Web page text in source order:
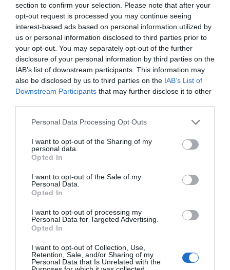
section to confirm your selection. Please note that after your
opt-out request is processed you may continue seeing
interest-based ads based on personal information utilized by
us or personal information disclosed to third parties prior to
your opt-out. You may separately opt-out of the further
disclosure of your personal information by third parties on the
IAB’s list of downstream participants. This information may
also be disclosed by us to third parties on the IAB’s List of
Downstream Participants that may further disclose it to other
Personal Data Processing Opt Outs
I want to opt-out of the Sharing of my
personal data.
Opted In
I want to opt-out of the Sale of my
Personal Data.
Opted In
I want to opt-out of processing my
Personal Data for Targeted Advertising.
Opted In
I want to opt-out of Collection, Use,
Retention, Sale, and/or Sharing of my
Personal Data that Is Unrelated with the
2017, escrevendo
principalmente sobre cinema
e televisão. É especialista em
K-Pop (Dreamcatcher,
Taeyeon, NCT, e Seventeen
são alguns dos artistas
favoritos), K-Dramas
(Descendants of the Sun,
Extraordinary Attorney Woo,
e Vincenzo são as séries
mundo de Westeros (aka
the Dragon).